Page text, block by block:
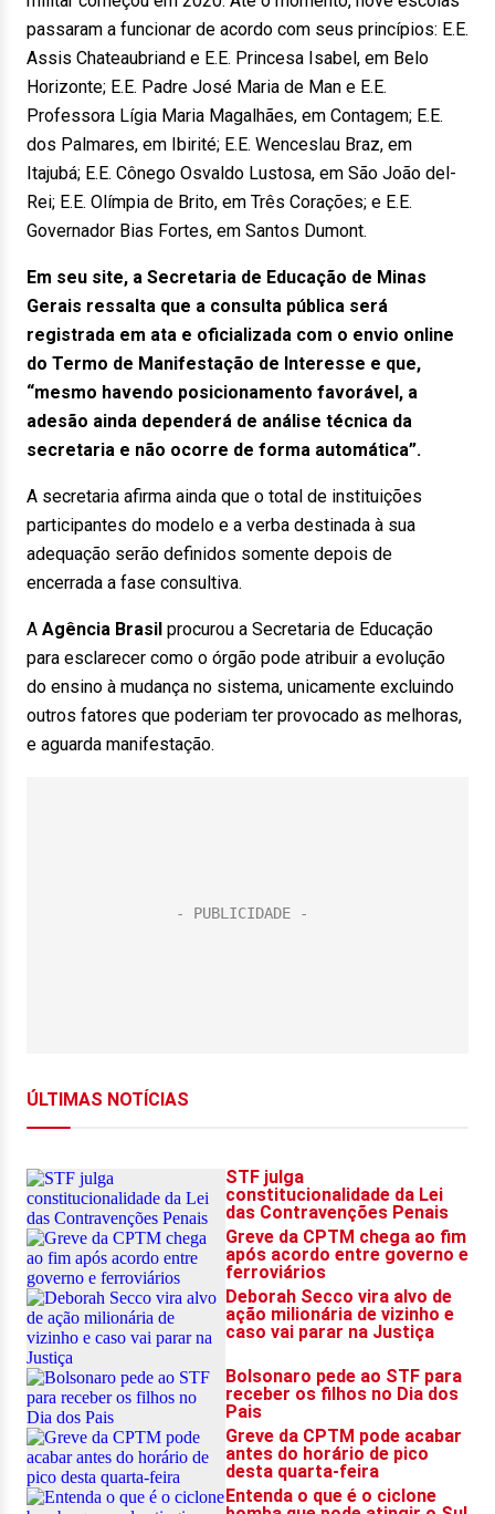
passaram a funcionar de acordo com seus princípios: E.E.
Assis Chateaubriand e E.E. Princesa Isabel, em Belo
Horizonte; E.E. Padre José Maria de Man e E.E.
Professora Lígia Maria Magalhães, em Contagem; E.E.
dos Palmares, em Ibirité; E.E. Wenceslau Braz, em
Itajubá; E.E. Cônego Osvaldo Lustosa, em São João del-
Rei; E.E. Olímpia de Brito, em Três Corações; e E.E.
Governador Bias Fortes, em Santos Dumont.
Em seu site, a Secretaria de Educação de Minas
Gerais ressalta que a consulta pública será
registrada em ata e oficializada com o envio online
do Termo de Manifestação de Interesse e que,
“mesmo havendo posicionamento favorável, a
adesão ainda dependerá de análise técnica da
secretaria e não ocorre de forma automática”.
A secretaria afirma ainda que o total de instituições
participantes do modelo e a verba destinada à sua
adequação serão definidos somente depois de
encerrada a fase consultiva.
A Agência Brasil procurou a Secretaria de Educação
para esclarecer como o órgão pode atribuir a evolução
do ensino à mudança no sistema, unicamente excluindo
outros fatores que poderiam ter provocado as melhoras,
e aguarda manifestação.